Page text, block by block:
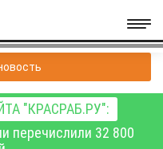
"КРАСРАБ.РУ":
перечислили 32 800